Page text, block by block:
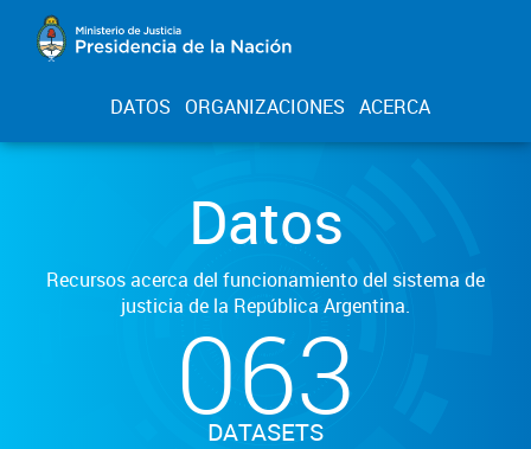
DATOS ORGANIZACIONES ACERCA
Datos
Recursos acerca del funcionamiento del sistema de
justicia de la República Argentina.
063
DATASETS